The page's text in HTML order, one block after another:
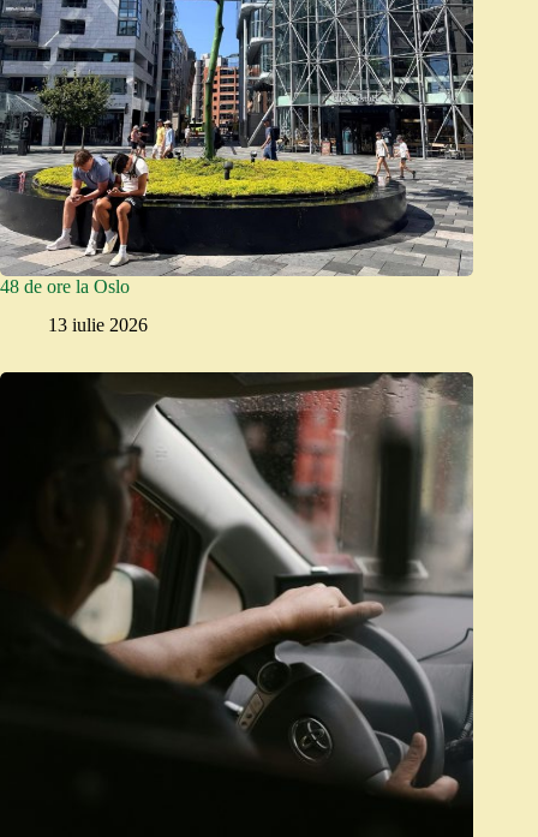
48 de ore la Oslo
13 iulie 2026